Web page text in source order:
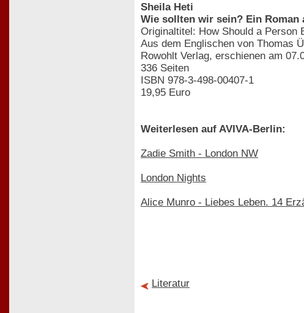
Sheila Heti
Wie sollten wir sein? Ein Roman
Originaltitel: How Should a Person
Aus dem Englischen von Thomas
Rowohlt Verlag, erschienen am
336 Seiten
ISBN 978-3-498-00407-1
19,95 Euro
Weiterlesen auf AVIVA-Berlin:
Zadie Smith - London NW
London Nights
Alice Munro - Liebes Leben. 14
Literatur